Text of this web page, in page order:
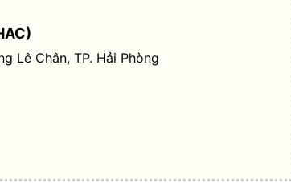
Lê Chân, TP. Hải Phòng